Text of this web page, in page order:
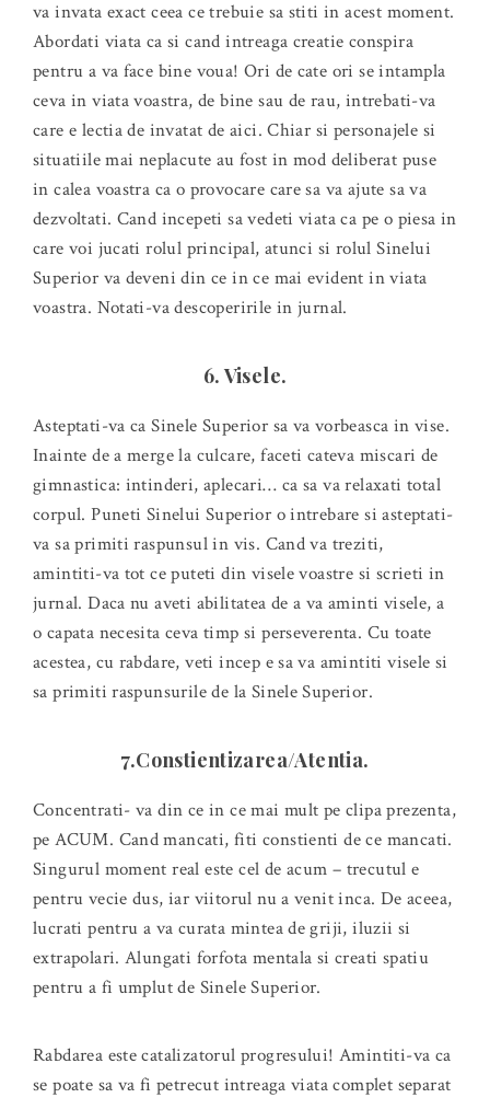
va invata exact ceea ce trebuie sa stiti in acest moment.
Abordati viata ca si cand intreaga creatie conspira
pentru a va face bine voua! Ori de cate ori se intampla
ceva in viata voastra, de bine sau de rau, intrebati-va
care e lectia de invatat de aici. Chiar si personajele si
situatiile mai neplacute au fost in mod deliberat puse
in calea voastra ca o provocare care sa va ajute sa va
dezvoltati. Cand incepeti sa vedeti viata ca pe o piesa in
care voi jucati rolul principal, atunci si rolul Sinelui
Superior va deveni din ce in ce mai evident in viata
voastra. Notati-va descoperirile in jurnal.
6. Visele.
Asteptati-va ca Sinele Superior sa va vorbeasca in vise.
Inainte de a merge la culcare, faceti cateva miscari de
gimnastica: intinderi, aplecari… ca sa va relaxati total
corpul. Puneti Sinelui Superior o intrebare si asteptati-
va sa primiti raspunsul in vis. Cand va treziti,
amintiti-va tot ce puteti din visele voastre si scrieti in
jurnal. Daca nu aveti abilitatea de a va aminti visele, a
o capata necesita ceva timp si perseverenta. Cu toate
acestea, cu rabdare, veti incep e sa va amintiti visele si
sa primiti raspunsurile de la Sinele Superior.
7.Constientizarea/Atentia.
Concentrati- va din ce in ce mai mult pe clipa prezenta,
pe ACUM. Cand mancati, fiti constienti de ce mancati.
Singurul moment real este cel de acum – trecutul e
pentru vecie dus, iar viitorul nu a venit inca. De aceea,
lucrati pentru a va curata mintea de griji, iluzii si
extrapolari. Alungati forfota mentala si creati spatiu
pentru a fi umplut de Sinele Superior.
Rabdarea este catalizatorul progresului! Amintiti-va ca
se poate sa va fi petrecut intreaga viata complet separat